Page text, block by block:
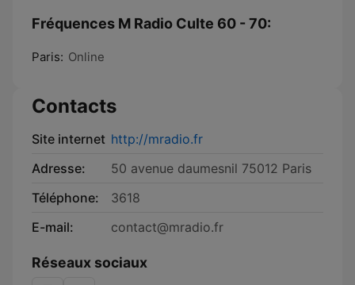
Fréquences M Radio Culte 60 - 70:
Paris: Online
Contacts
Site internet http://mradio.fr
Adresse:
50 avenue daumesnil 75012 Paris
Téléphone:
3618
E-mail:
contact@mradio.fr
Réseaux sociaux